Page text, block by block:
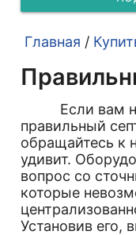
Главная /
Если вам
правильный
обращайтесь к
удивит.
вопрос со
которые
Установив его,